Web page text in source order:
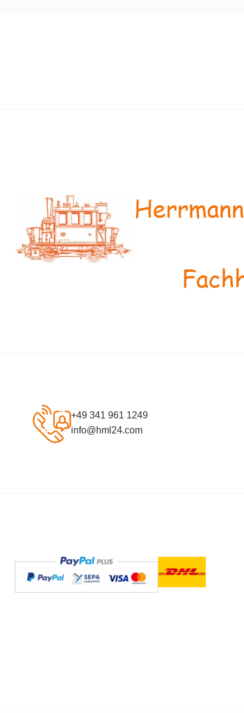
+49 341 961 1249
info@hml24.com